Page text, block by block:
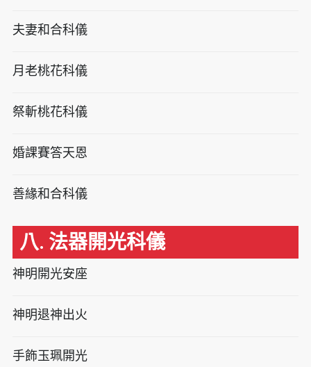
夫妻和合科儀
月老桃花科儀
祭斬桃花科儀
婚課賽答天恩
善緣和合科儀
八. 法器開光科儀
神明開光安座
神明退神出火
手飾玉珮開光